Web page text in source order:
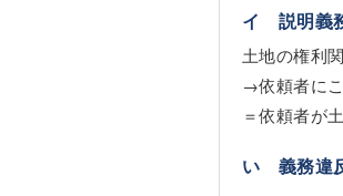
イ 説明義
土地の権利
→依頼者に
＝依頼者が
い 義務違